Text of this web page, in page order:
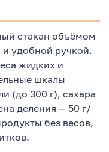
стакан объёмом
и удобной ручкой.
жидких и
шкалы
(до 300 г), сахара
деления — 50 г/
без весов,